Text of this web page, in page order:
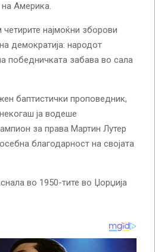
на Америка.
најмоќни зборови
демократија: народот
победничката забава во сала
баптистички проповедник,
ја водеше
за права Мартин Лутер
благодарност на својата
во 1950-тите во Џорџија